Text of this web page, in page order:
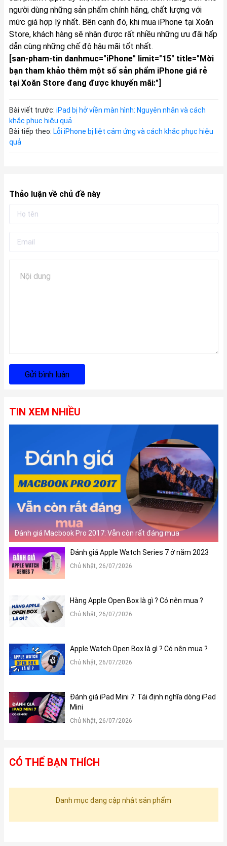
người dùng những sản phẩm chính hãng, chất lượng với
mức giá hợp lý nhất. Bên cạnh đó, khi mua iPhone tại Xoăn
Store, khách hàng sẽ nhận được rất nhiều những ưu đãi hấp
dẫn cùng những chế độ hậu mãi tốt nhất.
[san-pham-tin danhmuc="iPhone" limit="15" title="Mời
bạn tham khảo thêm một số sản phẩm iPhone giá rẻ
tại Xoăn Store đang được khuyến mãi:"]
Bài viết trước: iPad bị hở viền màn hình: Nguyên nhân và cách
khắc phục hiệu quả
Bài tiếp theo: Lỗi iPhone bị liệt cảm ứng và cách khắc phục hiệu
quả
Thảo luận về chủ đề này
Gửi bình luận
TIN XEM NHIỀU
Đánh giá Macbook Pro 2017: Vẫn còn rất đáng mua
Đánh giá Apple Watch Series 7 ở năm 2023
Chủ Nhật, 26/07/2026
Hàng Apple Open Box là gì ? Có nên mua ?
Chủ Nhật, 26/07/2026
Apple Watch Open Box là gì ? Có nên mua ?
Chủ Nhật, 26/07/2026
Đánh giá iPad Mini 7: Tái định nghĩa dòng iPad
Mini
Chủ Nhật, 26/07/2026
CÓ THỂ BẠN THÍCH
Danh mục đang cập nhật sản phẩm